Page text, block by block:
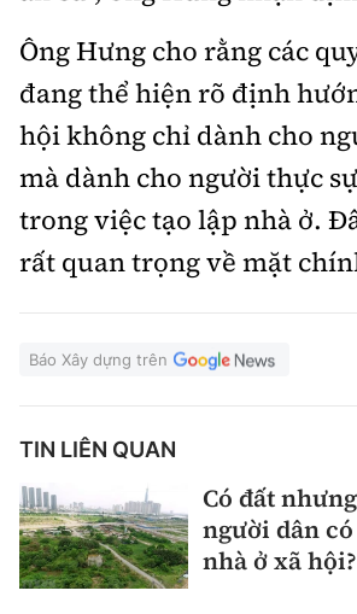
Ông Hưng cho rằng các
đang thể hiện rõ định
hội không chỉ dành cho
mà dành cho người thực
trong việc tạo lập nhà ở.
rất quan trọng về mặt
Báo Xây dựng trên
TIN LIÊN QUAN
Có đất
người dân
nhà ở xã hội?